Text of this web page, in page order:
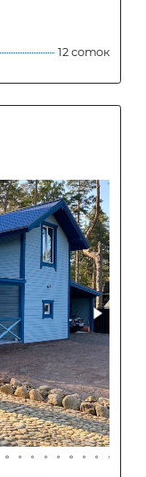
100 054
заявку
является кредитной
банками-
является
и предоставления
к менеджерам нашей
+7(812) 200-4000 )